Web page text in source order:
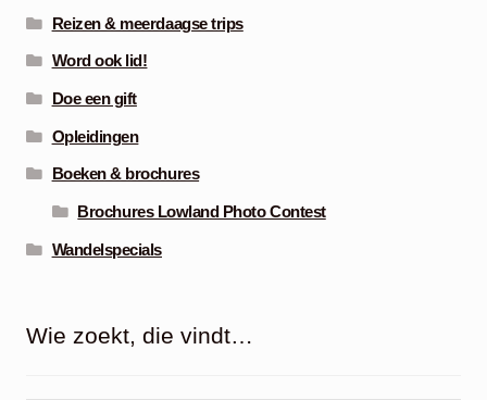
Reizen & meerdaagse trips
Word ook lid!
Doe een gift
Opleidingen
Boeken & brochures
Brochures Lowland Photo Contest
Wandelspecials
Wie zoekt, die vindt…